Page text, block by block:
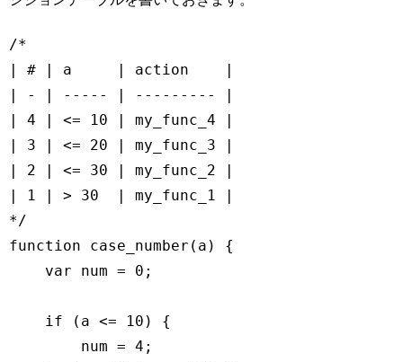
/*
| # | a     | action    |
| - | ----- | --------- |
| 4 | <= 10 | my_func_4 |
| 3 | <= 20 | my_func_3 |
| 2 | <= 30 | my_func_2 |
| 1 | > 30  | my_func_1 |
*/
function
case_number ( a ) {
var num = 0 ;
if (a <= 10 ) {
        num =
4 ;